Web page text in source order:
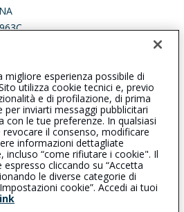
0823442929
controllo dell’IVASS. Consulta il
link
migliore esperienza possibile di
utilizza cookie tecnici e, previo
e di profilazione, di prima
per inviarti messaggi pubblicitari
con le tue preferenze. In qualsiasi
il consenso, modificare
informazioni dettagliate
incluso “come rifiutare i cookie". Il
cliccando su “Accetta
le diverse categorie di
cookie”. Accedi ai tuoi